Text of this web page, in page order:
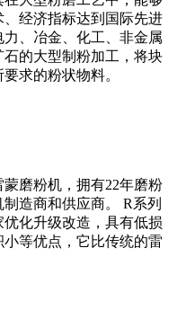
经济指标达到国际先进
、冶金、化工、非金属
的大型制粉加工，将块
求的粉状物料。
磨粉机，拥有22年磨粉
造商和供应商。 R系列
化升级改造，具有低损
等优点，它比传统的雷